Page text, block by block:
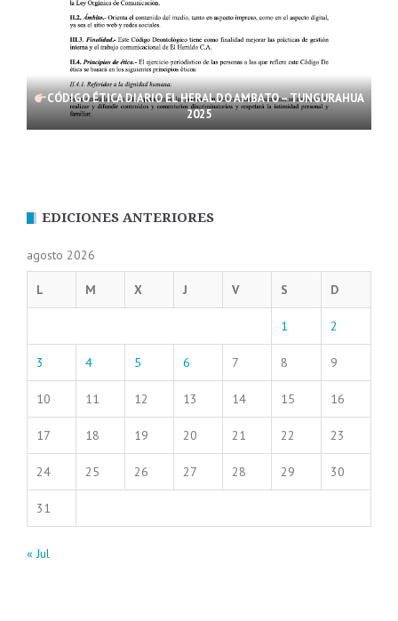
CÓDIGO ÉTICA DIARIO EL HERALDO AMBATO – TUNGURAHUA
2025
EDICIONES ANTERIORES
agosto 2026
L M X J V S D
1 2
3 4 5 6 7 8 9
10 11 12 13 14 15 16
17 18 19 20 21 22 23
24 25 26 27 28 29 30
31
« Jul